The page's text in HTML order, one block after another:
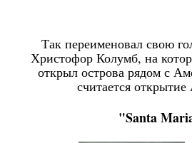
Так переименовал свою
Христофор Колумб, на
открыл острова рядом с
считается
"Santa